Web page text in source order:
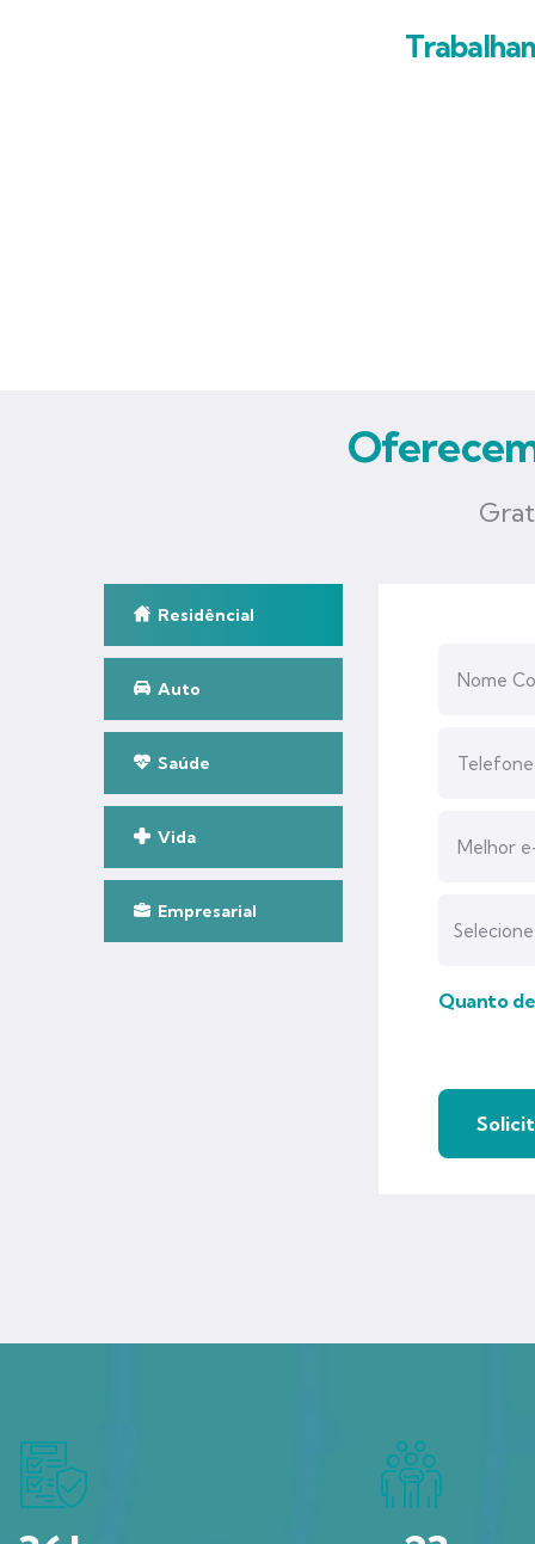
Residêncial
Auto
Saúde
Vida
Empresarial
Quanto